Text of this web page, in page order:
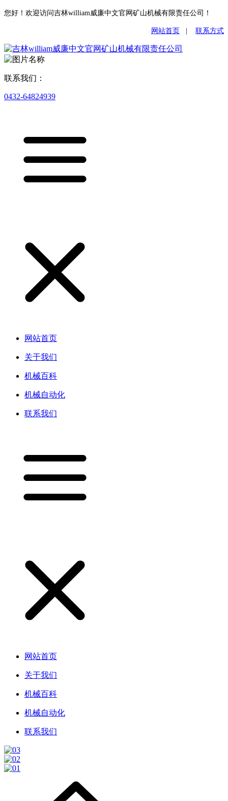
您好！欢迎访问吉林william威廉中文官网矿山机械有限责任公司！
网站首页 联系方式
联系我们：
0432-64824939
网站首页
关于我们
机械百科
机械自动化
联系我们
网站首页
关于我们
机械百科
机械自动化
联系我们